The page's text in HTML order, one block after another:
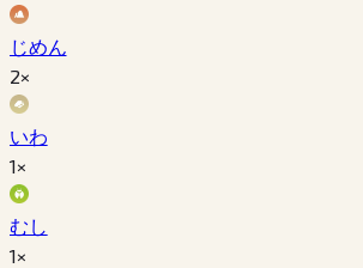
じめん
2×
いわ
1×
むし
1×